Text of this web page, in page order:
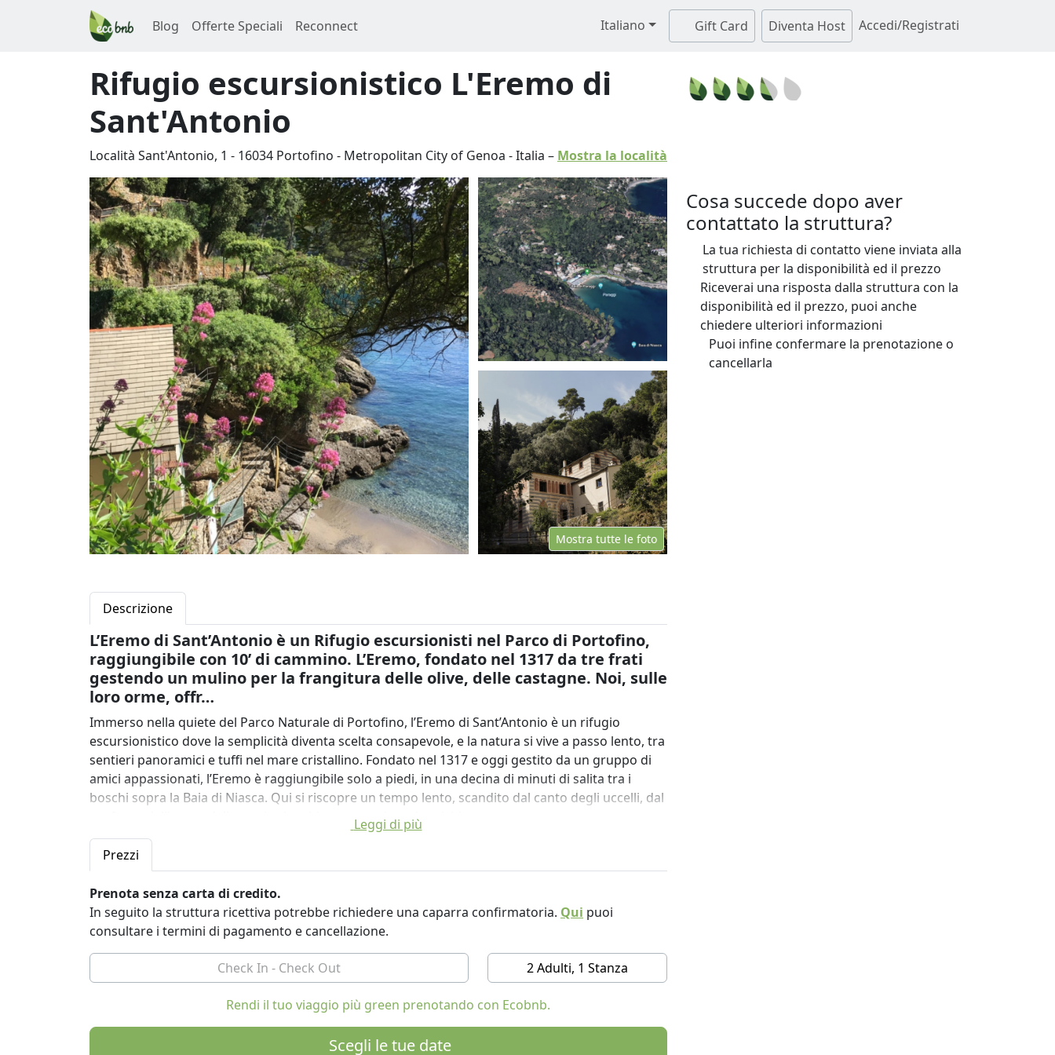
Blog Offerte Speciali Reconnect Italiano Gift Card Diventa Host Accedi/Registrati
Rifugio escursionistico L'Eremo di
Sant'Antonio
Località Sant'Antonio, 1 - 16034 Portofino - Metropolitan City of Genoa -Italia – Mostra la località
Mostra tutte le foto
Descrizione
L’Eremo di Sant’Antonio è un Rifugio escursionisti nel Parco di Portofino,
raggiungibile con 10’ di cammino. L’Eremo, fondato nel 1317 da tre frati
gestendo un mulino per la frangitura delle olive, delle castagne. Noi, sulle
loro orme, offr…
Immerso nella quiete del Parco Naturale di Portofino, l’Eremo di Sant’Antonio è un rifugio
escursionistico dove la semplicità diventa scelta consapevole, e la natura si vive a passo lento, tra
sentieri panoramici e tuffi nel mare cristallino. Fondato nel 1317 e oggi gestito da un gruppo di
amici appassionati, l’Eremo è raggiungibile solo a piedi, in una decina di minuti di salita tra i
boschi sopra la Baia di Niasca. Qui si riscopre un tempo lento, scandito dal canto degli uccelli, dal
profumo dell’orto e dalle storie che abitano questi muri antichi.
Le camere dell’Eremo sono semplici ma spaziose, pensate per chi cerca un'accoglienza autentica
e silenziosa. Quattro stanze matrimoniali – tra cui il Granaio con vista doppia su mare e bosco, e
il Fienile con soppalco – si affiancano a due camerate più spartane ma perfette per piccoli gruppi,
ritiri, eventi residenziali o team building. Gli spazi comuni, come l’antica sala macine oggi sala da
pranzo, sono luoghi di condivisione e racconto.
La cucina dell’Eremo è profondamente legata alla terra: ingredienti dell’orto e prodotti a
chilometro zero danno vita a piatti semplici ma ricchi di sapore. Ogni venerdì, “la cucina di
tempo si mangia all’aperto, tra gli ulivi e il profumo del mare. Su prenotazione, è possibile
organizzare anche pic-nic, pranzi per gruppi e aperitivi caserecci.
Leggi di più
Prezzi
Prenota senza carta di credito.
In seguito la struttura ricettiva potrebbe richiedere una caparra confirmatoria. Qui puoi
consultare i termini di pagamento e cancellazione.
2 Adulti, 1 Stanza
Rendi il tuo viaggio più green prenotando con Ecobnb.
Scegli le tue date
Cosa succede dopo aver
contattato la struttura?
La tua richiesta di contatto viene inviata alla
struttura per la disponibilità ed il prezzo
Riceverai una risposta dalla struttura con la
disponibilità ed il prezzo, puoi anche
chiedere ulteriori informazioni
Puoi infine confermare la prenotazione o
cancellarla